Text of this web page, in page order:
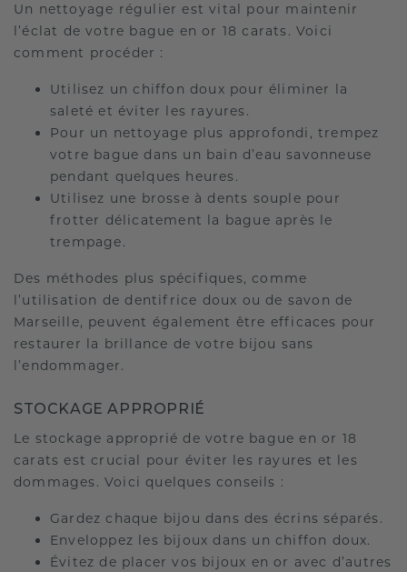
Un nettoyage régulier est vital pour maintenir
l’éclat de votre bague en or 18 carats. Voici
comment procéder :
Utilisez un chiffon doux pour éliminer la
saleté et éviter les rayures.
Pour un nettoyage plus approfondi, trempez
votre bague dans un bain d’eau savonneuse
pendant quelques heures.
Utilisez une brosse à dents souple pour
frotter délicatement la bague après le
trempage.
Des méthodes plus spécifiques, comme
l’utilisation de dentifrice doux ou de savon de
Marseille, peuvent également être efficaces pour
restaurer la brillance de votre bijou sans
l’endommager.
STOCKAGE APPROPRIÉ
Le stockage approprié de votre bague en or 18
carats est crucial pour éviter les rayures et les
dommages. Voici quelques conseils :
Gardez chaque bijou dans des écrins séparés.
Enveloppez les bijoux dans un chiffon doux.
Évitez de placer vos bijoux en or avec d’autres